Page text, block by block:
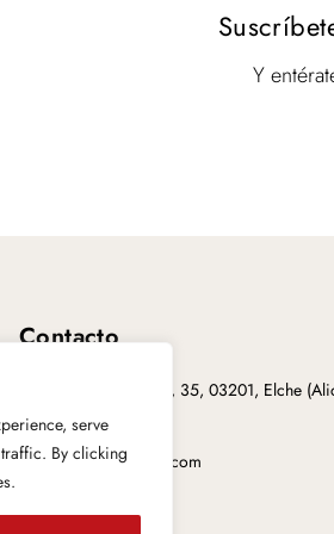
serve
By clicking
Y
Contacto
Carrer Reina Victoria, 35, 03201, Elche
+34 684 50 06 64
maspelo365@gmail.com